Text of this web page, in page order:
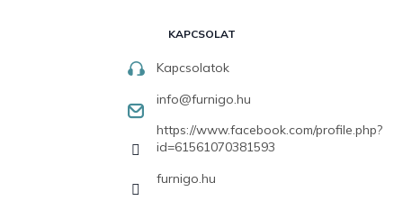
KAPCSOLAT
Kapcsolatok
info@furnigo.hu
https://www.facebook.com/profile.php?
id=61561070381593
furnigo.hu